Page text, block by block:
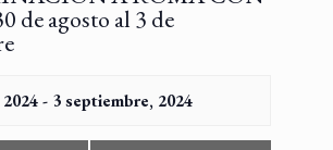
de agosto al 3 de
- 3 septiembre, 2024